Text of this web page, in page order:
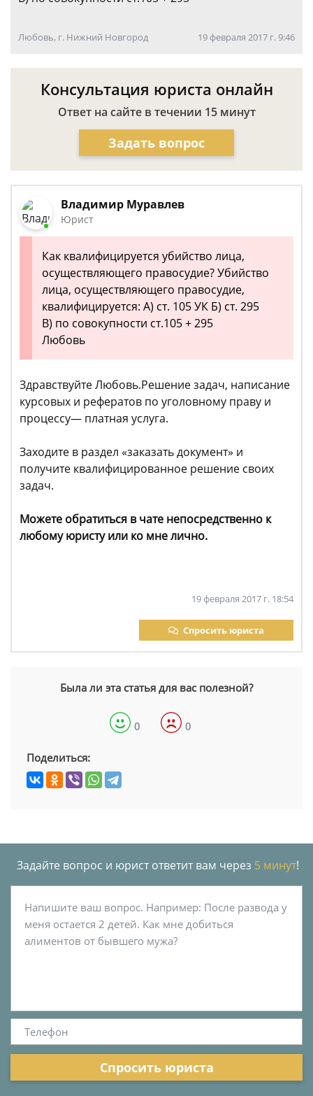
Любовь, г. Нижний Новгород 19 февраля 2017 г. 9:46
Консультация юриста онлайн
Ответ на сайте в течении 15 минут
Задать вопрос
Владимир Муравлев
Юрист
Как квалифицируется убийство лица,
осуществляющего правосудие? Убийство
лица, осуществляющего правосудие,
квалифицируется: А) ст. 105 УК Б) ст. 295
В) по совокупности ст.105 + 295
Любовь
Здравствуйте Любовь.Решение задач, написание
курсовых и рефератов по уголовному праву и
процессу— платная услуга.
Заходите в раздел «заказать документ» и
получите квалифицированное решение своих
задач.
Можете обратиться в чате непосредственно к
любому юристу или ко мне лично.
19 февраля 2017 г. 18:54
Спросить юриста
Была ли эта статья для вас полезной?
0 0
Поделиться:
Задайте вопрос и юрист ответит вам через 5 минут!
Спросить юриста